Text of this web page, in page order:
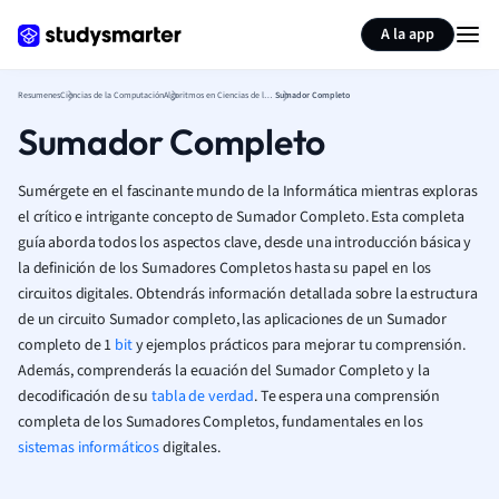
A la app
ResumenesCiencias de la Computación Algoritmos en Ciencias de la Computación Sumador Completo
Sumador Completo
Sumérgete en el fascinante mundo de la Informática mientras exploras
el crítico e intrigante concepto de Sumador Completo. Esta completa
guía aborda todos los aspectos clave, desde una introducción básica y
la definición de los Sumadores Completos hasta su papel en los
circuitos digitales. Obtendrás información detallada sobre la estructura
de un circuito Sumador completo, las aplicaciones de un Sumador
completo de 1 bity ejemplos prácticos para mejorar tu comprensión.
Además, comprenderás la ecuación del Sumador Completo y la
decodificación de sutabla de verdad. Te espera una comprensión
completa de los Sumadores Completos, fundamentales en los
sistemas informáticosdigitales.
Resumir página